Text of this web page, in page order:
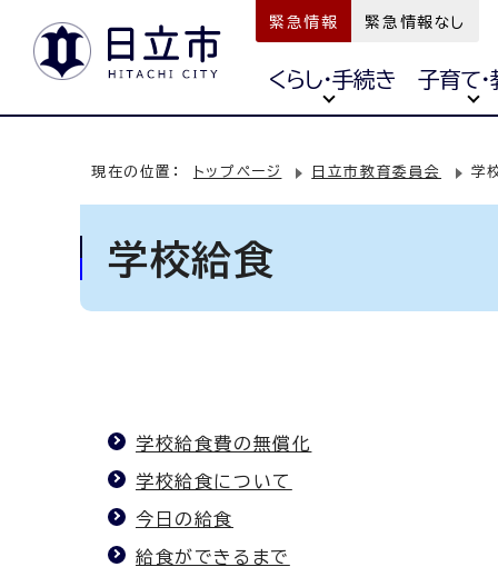
緊急情報 緊急情報なし
くらし・手続き 子育て
現在の位置： トップページ 日立市教育委員会 学
学校給食
学校給食費の無償化
学校給食について
今日の給食
給食ができるまで